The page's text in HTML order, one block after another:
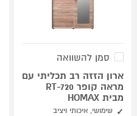
סמן להשוואה
ארון הזזה רב תכליתי עם
מראה קופר RT-720
מבית HOMAX
שימושי, איכותי ויציב